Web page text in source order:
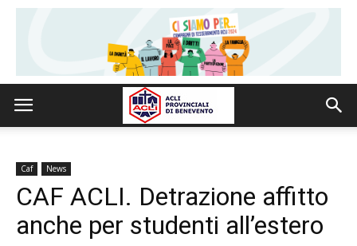
Caf News
CAF ACLI. Detrazione affitto
anche per studenti all’estero